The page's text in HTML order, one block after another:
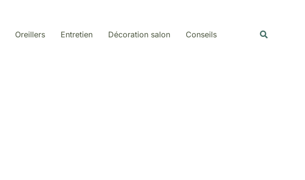
Oreillers Entretien Décoration salon Conseils